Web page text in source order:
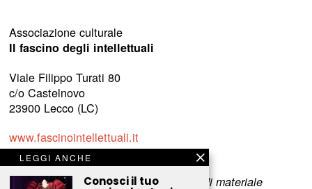
Associazione culturale
Il fascino degli intellettuali
Viale Filippo Turati 80
c/o Castelnovo
23900 Lecco (LC)
www.fascinointellettuali.it
info[at]fascinointellettuali.it
Per segnalare eventuali errori nell’uso di materiale
LEGGI ANCHE
Conosci il tuo